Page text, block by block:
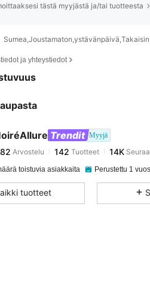
tästä myyjästä ja/tai tuotteesta
ja yhteystiedot
Trendit Myyjä
142Tuotteet 14K
m***amaksoi1 päivä sitten
toistuvia asiakkaita Perustettu 1
tuotteet